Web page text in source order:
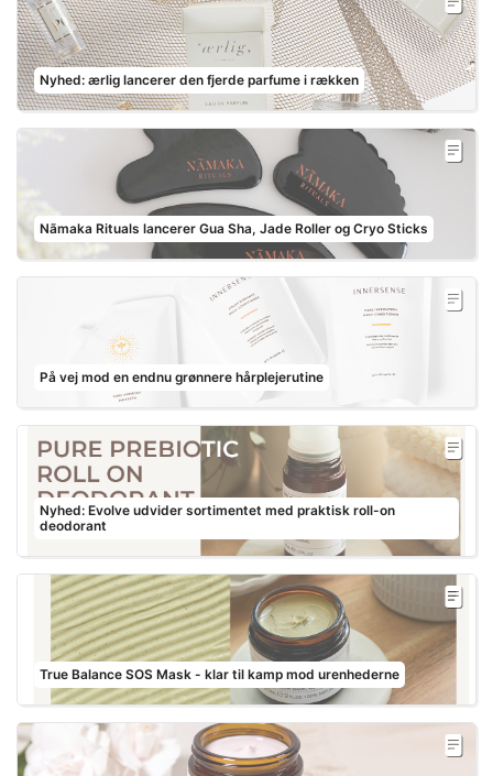
Nyhed: ærlig lancerer den fjerde parfume i rækken
Nãmaka Rituals lancerer Gua Sha, Jade Roller og Cryo Sticks
På vej mod en endnu grønnere hårplejerutine
Nyhed: Evolve udvider sortimentet med praktisk roll-on
deodorant
True Balance SOS Mask - klar til kamp mod urenhederne